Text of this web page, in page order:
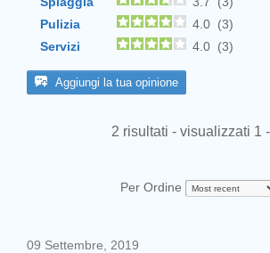
Pulizia
4.0 (3)
Servizi
4.0 (3)
Aggiungi la tua opinione
2 risultati - visualizzati 1
Per Ordine
09 Settembre, 2019